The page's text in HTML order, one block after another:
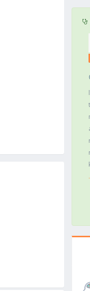
positivement par les